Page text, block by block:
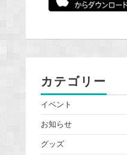
カテゴリー
イベント
お知らせ
グッズ